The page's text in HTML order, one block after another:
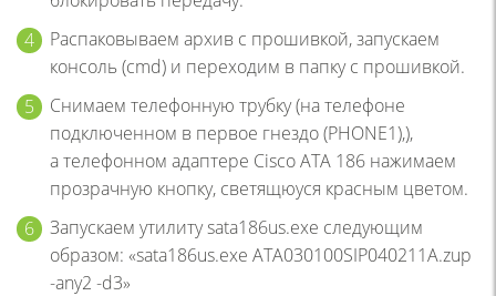
Распаковываем архив с прошивкой, запускаем
консоль(cmd) и переходим в папку с прошивкой.
Снимаем телефонную трубку(на телефоне
подключенном в первое гнездо(PHONE1),),
а телефонном адаптере Cisco ATA 186 нажимаем
прозрачную кнопку, светящюуся красным цветом.
Запускаем утилиту sata186us.exe следующим
образом: «sata186us.exe ATA030100SIP040211A.zup
-any2 -d3»